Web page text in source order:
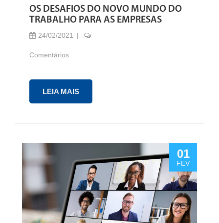
OS DESAFIOS DO NOVO MUNDO DO
TRABALHO PARA AS EMPRESAS
24/02/2021
Comentários
LEIA MAIS
01
FEV